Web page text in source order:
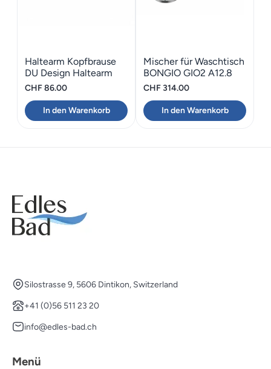
Haltearm Kopfbrause
DU Design Haltearm
Eckig
CHF86.00
In den Warenkorb
Mischer für Waschtisch
BONGIO GIO2 A12.8
Schwarz matt
CHF314.00
In den Warenkorb
Silostrasse 9, 5606 Dintikon, Switzerland
+41 (0)56 511 23 20
info@edles-bad.ch
Menü